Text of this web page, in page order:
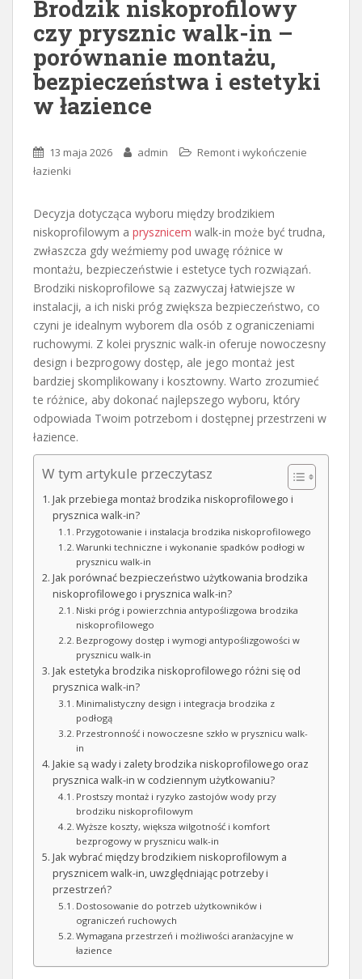
Brodzik niskoprofilowy
czy prysznic walk-in –
porównanie montażu,
bezpieczeństwa i estetyki
w łazience
13 maja 2026 admin
Remont i wykończenie
łazienki
Decyzja dotycząca wyboru między brodzikiem
niskoprofilowym a prysznicem walk-in może być trudna,
zwłaszcza gdy weźmiemy pod uwagę różnice w
montażu, bezpieczeństwie i estetyce tych rozwiązań.
Brodziki niskoprofilowe są zazwyczaj łatwiejsze w
instalacji, a ich niski próg zwiększa bezpieczeństwo, co
czyni je idealnym wyborem dla osób z ograniczeniami
ruchowymi. Z kolei prysznic walk-in oferuje nowoczesny
design i bezprogowy dostęp, ale jego montaż jest
bardziej skomplikowany i kosztowny. Warto zrozumieć
te różnice, aby dokonać najlepszego wyboru, który
odpowiada Twoim potrzebom i dostępnej przestrzeni w
łazience.
W tym artykule przeczytasz
Jak przebiega montaż brodzika niskoprofilowego i
prysznica walk-in?
Przygotowanie i instalacja brodzika niskoprofilowego
Warunki techniczne i wykonanie spadków podłogi w
prysznicu walk-in
Jak porównać bezpieczeństwo użytkowania brodzika
niskoprofilowego i prysznica walk-in?
Niski próg i powierzchnia antypoślizgowa brodzika
niskoprofilowego
Bezprogowy dostęp i wymogi antypoślizgowości w
prysznicu walk-in
Jak estetyka brodzika niskoprofilowego różni się od
prysznica walk-in?
Minimalistyczny design i integracja brodzika z
podłogą
Przestronność i nowoczesne szkło w prysznicu walk-
in
Jakie są wady i zalety brodzika niskoprofilowego oraz
prysznica walk-in w codziennym użytkowaniu?
Prostszy montaż i ryzyko zastojów wody przy
brodziku niskoprofilowym
Wyższe koszty, większa wilgotność i komfort
bezprogowy w prysznicu walk-in
Jak wybrać między brodzikiem niskoprofilowym a
prysznicem walk-in, uwzględniając potrzeby i
przestrzeń?
Dostosowanie do potrzeb użytkowników i
ograniczeń ruchowych
Wymagana przestrzeń i możliwości aranżacyjne w
łazience